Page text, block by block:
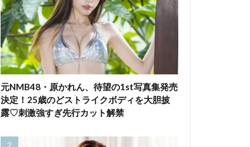
元NMB48・原かれん、待望の1st写真集発売
決定！25歳のどストライクボディを大胆披
露♡刺激強すぎ先行カット解禁